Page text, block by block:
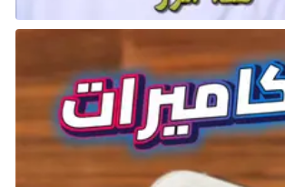
تضرب السطح مسببة أضرارًا هائلة.”
عملاقة تسقط من السماء، مما يخلق